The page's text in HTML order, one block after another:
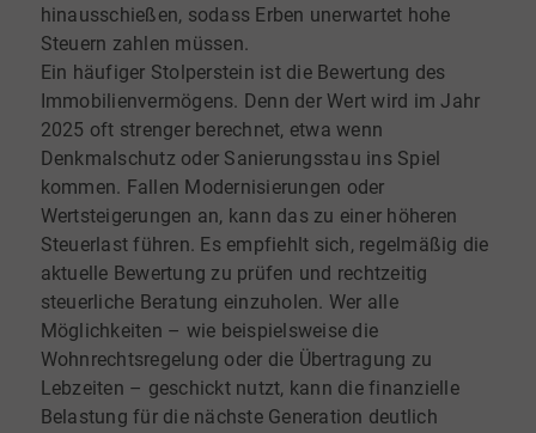
hinausschießen, sodass Erben unerwartet hohe
Steuern zahlen müssen.
Ein häufiger Stolperstein ist die Bewertung des
Immobilienvermögens. Denn der Wert wird im Jahr
2025 oft strenger berechnet, etwa wenn
Denkmalschutz oder Sanierungsstau ins Spiel
kommen. Fallen Modernisierungen oder
Wertsteigerungen an, kann das zu einer höheren
Steuerlast führen. Es empfiehlt sich, regelmäßig die
aktuelle Bewertung zu prüfen und rechtzeitig
steuerliche Beratung einzuholen. Wer alle
Möglichkeiten – wie beispielsweise die
Wohnrechtsregelung oder die Übertragung zu
Lebzeiten – geschickt nutzt, kann die finanzielle
Belastung für die nächste Generation deutlich